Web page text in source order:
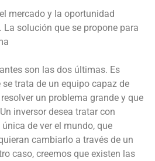
mercado y la oportunidad
La solución que se propone para
son las dos últimas. Es
trata de un equipo capaz de
un problema grande y que
inversor desea tratar con
de ver el mundo, que
cambiarlo a través de un
caso, creemos que existen las